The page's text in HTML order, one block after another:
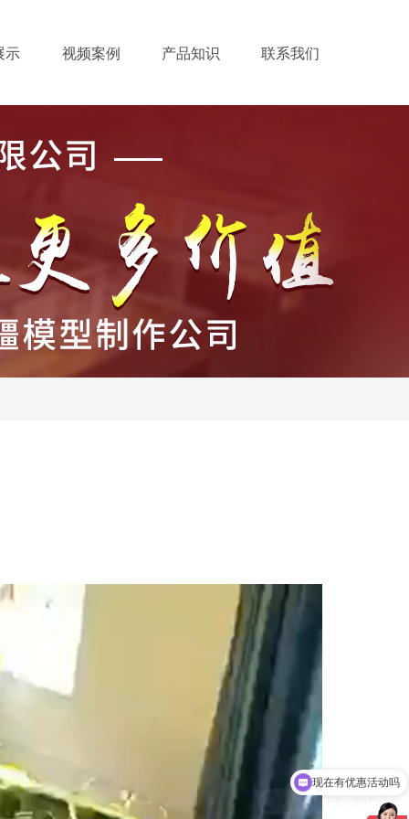
示 视频案例 产品知识 联系我们
可以介绍下你们的产品么
现在有优惠活动吗